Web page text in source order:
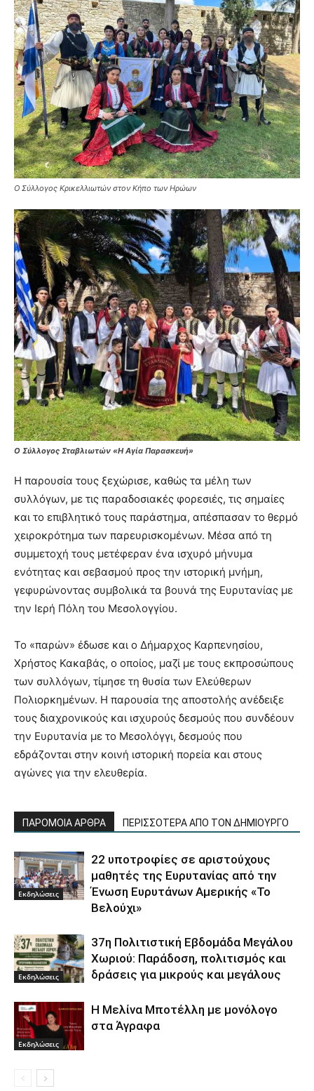
Ο Σύλλογος Κρικελλιωτών στον Κήπο των Ηρώων
Ο Σύλλογος Σταβλιωτών «Η Αγία Παρασκευή»
Η παρουσία τους ξεχώρισε, καθώς τα μέλη των
συλλόγων, με τις παραδοσιακές φορεσιές, τις σημαίες
και το επιβλητικό τους παράστημα, απέσπασαν το θερμό
χειροκρότημα των παρευρισκομένων. Μέσα από τη
συμμετοχή τους μετέφεραν ένα ισχυρό μήνυμα
ενότητας και σεβασμού προς την ιστορική μνήμη,
γεφυρώνοντας συμβολικά τα βουνά της Ευρυτανίας με
την Ιερή Πόλη του Μεσολογγίου.
Το «παρών» έδωσε και ο Δήμαρχος Καρπενησίου,
Χρήστος Κακαβάς, ο οποίος, μαζί με τους εκπροσώπους
των συλλόγων, τίμησε τη θυσία των Ελεύθερων
Πολιορκημένων. Η παρουσία της αποστολής ανέδειξε
τους διαχρονικούς και ισχυρούς δεσμούς που συνδέουν
την Ευρυτανία με το Μεσολόγγι, δεσμούς που
εδράζονται στην κοινή ιστορική πορεία και στους
αγώνες για την ελευθερία.
ΠΑΡΟΜΟΙΑ ΑΡΘΡΑ ΠΕΡΙΣΣΟΤΕΡΑ ΑΠΟ ΤΟΝ ΔΗΜΙΟΥΡΓΟ
Εκδηλώσεις
22 υποτροφίες σε αριστούχους
μαθητές της Ευρυτανίας από την
Ένωση Ευρυτάνων Αμερικής «Το
Βελούχι»
Εκδηλώσεις
37η Πολιτιστική Εβδομάδα Μεγάλου
Χωριού: Παράδοση, πολιτισμός και
δράσεις για μικρούς και μεγάλους
Εκδηλώσεις
Η Μελίνα Μποτέλλη με μονόλογο
στα Άγραφα